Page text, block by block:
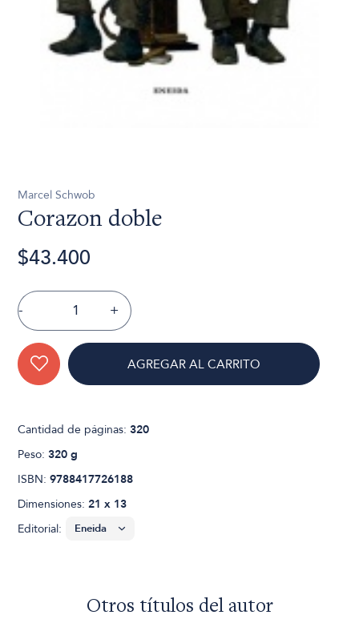
Marcel Schwob
Corazon doble
$43.400
- +
AGREGAR AL CARRITO
Cantidad de páginas:320
Peso:320 g
ISBN:9788417726188
Dimensiones:21 x 13
Editorial:
Otros títulos del autor